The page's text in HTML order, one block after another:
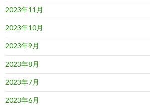
2023年11月
2023年10月
2023年9月
2023年8月
2023年7月
2023年6月